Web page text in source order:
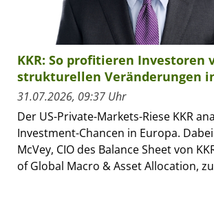
KKR: So profitieren Investoren
strukturellen Veränderungen
31.07.2026, 09:37 Uhr
Der US-Private-Markets-Riese KKR
Investment-Chancen in Europa.
McVey, CIO des Balance Sheet von
of Global Macro & Asset Allocation,